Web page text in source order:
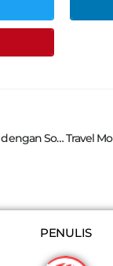
Rental Mobil dengan Sopir Bandung : Nikmati Liburan Seru di Amazing Art World Bandung
PENULIS